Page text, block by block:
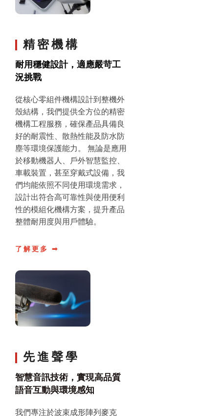
精密機構
耐用穩健設計，適應嚴苛工
況挑戰
從核心零組件機構設計到整機外
殼結構，我們提供全方位的精密
機構工程服務，確保產品具備良
好的耐震性、散熱性能及防水防
塵等環境保護能力。 無論是應用
於移動機器人、戶外智慧監控、
車載裝置，甚至穿戴式設備，我
們均能依照不同使用環境需求，
設計出符合高可靠性與使用便利
性的模組化機構方案，提升產品
整體耐用度與用戶體驗。
了解更多 ➟
先進聲學
智慧音訊技術，實現高品質
語音互動與環境感知
我們專注於波束成形陣列麥克